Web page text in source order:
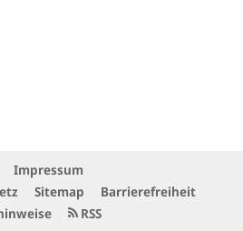
Impressum
Sitemap
Barrierefreiheit
RSS